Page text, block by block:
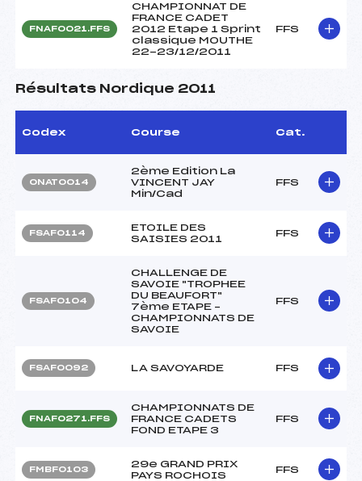
FNAF0021.FFS
CHAMPIONNAT DE
FRANCE CADET
2012 Etape 1 Sprint
classique MOUTHE
22-23/12/2011
FFS
Résultats Nordique 2011
Codex Course Cat.
ONAT0014
2ème Edition La
VINCENT JAY
Min/Cad
FFS
FSAF0114
ETOILE DES
SAISIES 2011
FFS
FSAF0104
CHALLENGE DE
SAVOIE "TROPHEE
DU BEAUFORT"
7ème ETAPE –
CHAMPIONNATS DE
SAVOIE
FFS
FSAF0092 LA SAVOYARDE FFS
FNAF0271.FFS
CHAMPIONNATS DE
FRANCE CADETS
FOND ETAPE 3
FFS
FMBF0103
29e GRAND PRIX
PAYS ROCHOIS
FFS